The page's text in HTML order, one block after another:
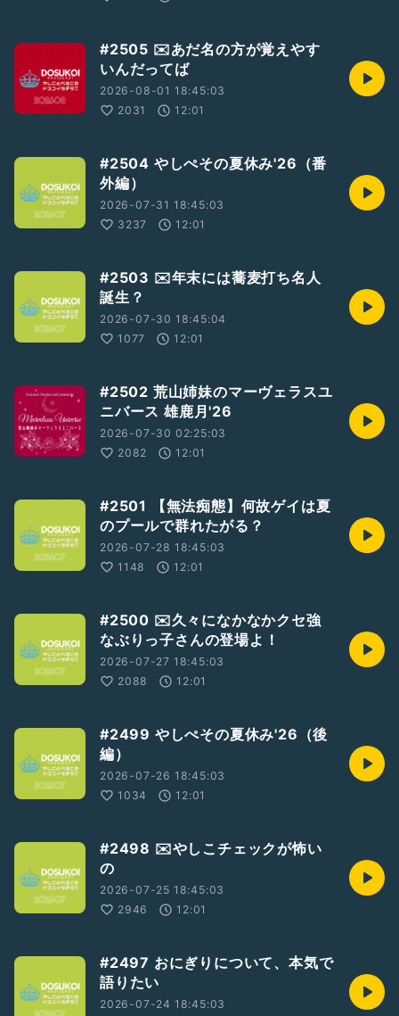
#2505 ✉️あだ名の方が覚えやす
いんだってば
2026-08-01 18:45:03
2031
12:01
#2504 やしぺその夏休み'26（番
外編）
2026-07-31 18:45:03
3237
12:01
#2503 ✉️年末には蕎麦打ち名人
誕生？
2026-07-30 18:45:04
1077
12:01
#2502 荒山姉妹のマーヴェラスユ
ニバース 雄鹿月'26
2026-07-30 02:25:03
2082
12:01
#2501 【無法痴態】何故ゲイは夏
のプールで群れたがる？
2026-07-28 18:45:03
1148
12:01
#2500 ✉️久々になかなかクセ強
なぶりっ子さんの登場よ！
2026-07-27 18:45:03
2088
12:01
#2499 やしぺその夏休み'26（後
編）
2026-07-26 18:45:03
1034
12:01
#2498 ✉️やしこチェックが怖い
の
2026-07-25 18:45:03
2946
12:01
#2497 おにぎりについて、本気で
語りたい
2026-07-24 18:45:03